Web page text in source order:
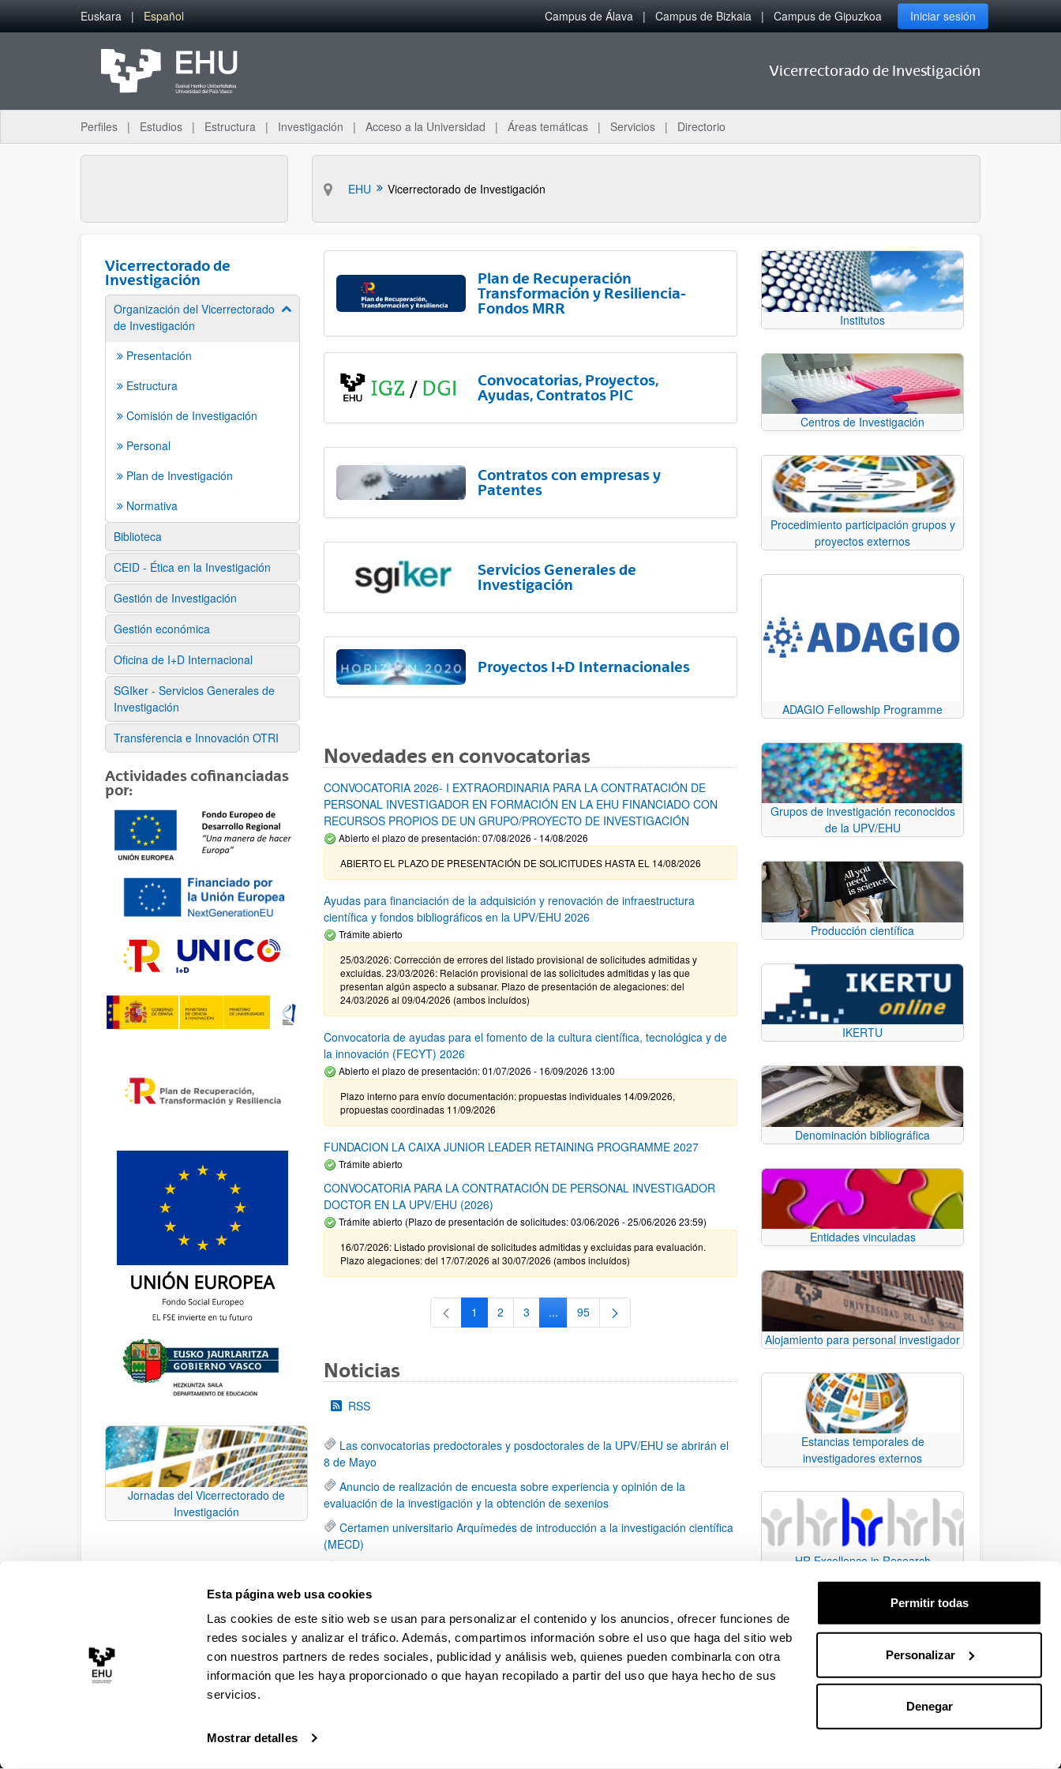
Esta página web usa cookies
Las cookies de este sitio web se usan para personalizar el contenido y los anuncios, ofrecer funciones de
redes sociales y analizar el tráfico. Además, compartimos información sobre el uso que haga del sitio web
con nuestros partners de redes sociales, publicidad y análisis web, quienes pueden combinarla con otra
información que les haya proporcionado o que hayan recopilado a partir del uso que haya hecho de sus
servicios.
Mostrar detalles
Permitir todas
Personalizar
Denegar
Saltar al contenido principal
Euskara Español Campus de Álava Campus de Bizkaia Campus de Gipuzkoa Iniciar sesión
Vicerrectorado de Investigación
Perfiles Estudios Estructura Investigación Acceso a la Universidad Áreas temáticas Servicios Directorio
EHU Vicerrectorado de Investigación
Vicerrectorado de
Investigación
Organización del Vicerrectorado
de Investigación
Mostrar/ocultar subpáginas
Presentación
Estructura
Comisión de Investigación
Personal
Plan de Investigación
Normativa
Biblioteca
CEID - Ética en la Investigación
Gestión de Investigación
Gestión económica
Oficina de I+D Internacional
SGIker - Servicios Generales de
Investigación
Transferencia e Innovación OTRI
Actividades cofinanciadas
por:
Jornadas del Vicerrectorado de
Investigación
Plan de Recuperación
Transformación y Resiliencia-
Fondos MRR
Convocatorias, Proyectos,
Ayudas, Contratos PIC
Contratos con empresas y
Patentes
Servicios Generales de
Investigación
Proyectos I+D Internacionales
Novedades en convocatorias
CONVOCATORIA 2026- I EXTRAORDINARIA PARA LA CONTRATACIÓN DE
PERSONAL INVESTIGADOR EN FORMACIÓN EN LA EHU FINANCIADO CON
RECURSOS PROPIOS DE UN GRUPO/PROYECTO DE INVESTIGACIÓN
Abierto el plazo de presentación: 07/08/2026 - 14/08/2026
ABIERTO EL PLAZO DE PRESENTACIÓN DE SOLICITUDES HASTA EL 14/08/2026
Ayudas para financiación de la adquisición y renovación de infraestructura
científica y fondos bibliográficos en la UPV/EHU 2026
Trámite abierto
25/03/2026: Corrección de errores del listado provisional de solicitudes admitidas y
excluidas. 23/03/2026: Relación provisional de las solicitudes admitidas y las que
presentan algún aspecto a subsanar. Plazo de presentación de alegaciones: del
24/03/2026 al 09/04/2026 (ambos incluídos)
Convocatoria de ayudas para el fomento de la cultura científica, tecnológica y de
la innovación (FECYT) 2026
Abierto el plazo de presentación: 01/07/2026 - 16/09/2026 13:00
Plazo interno para envío documentación: propuestas individuales 14/09/2026,
propuestas coordinadas 11/09/2026
FUNDACION LA CAIXA JUNIOR LEADER RETAINING PROGRAMME 2027
Trámite abierto
CONVOCATORIA PARA LA CONTRATACIÓN DE PERSONAL INVESTIGADOR
DOCTOR EN LA UPV/EHU (2026)
Trámite abierto (Plazo de presentación de solicitudes: 03/06/2026 - 25/06/2026 23:59)
16/07/2026: Listado provisional de solicitudes admitidas y excluidas para evaluación.
Plazo alegaciones: del 17/07/2026 al 30/07/2026 (ambos incluídos)
Página
1 Página
2 Página
3 ...Páginas intermedias Use TAB para desplazarse.
Página
95
Noticias
RSS
Las convocatorias predoctorales y posdoctorales de la UPV/EHU se abrirán el
8 de Mayo
Anuncio de realización de encuesta sobre experiencia y opinión de la
evaluación de la investigación y la obtención de sexenios
Certamen universitario Arquímedes de introducción a la investigación científica
(MECD)
proyectos
Página
1 ...Páginas intermedias Use TAB para desplazarse.
Página
41 Página
42 Página
43 ...Páginas intermedias Use TAB para desplazarse.
Página
79
Institutos
Centros de Investigación
Procedimiento participación grupos y
proyectos externos
ADAGIO Fellowship Programme
Grupos de investigación reconocidos
de la UPV/EHU
Producción científica
IKERTU
Denominación bibliográfica
Entidades vinculadas
Alojamiento para personal investigador
Estancias temporales de
investigadores externos
HR Excellence in Research